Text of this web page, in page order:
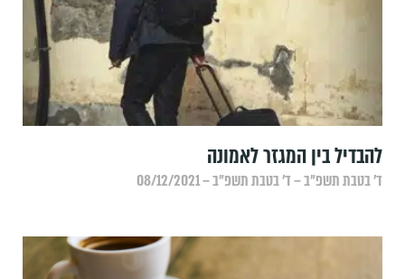
להבדיל בין המגזר לאמונה
ד׳ בטבת תשפ״ב – ד׳ בטבת תשפ״ב – 08/12/2021